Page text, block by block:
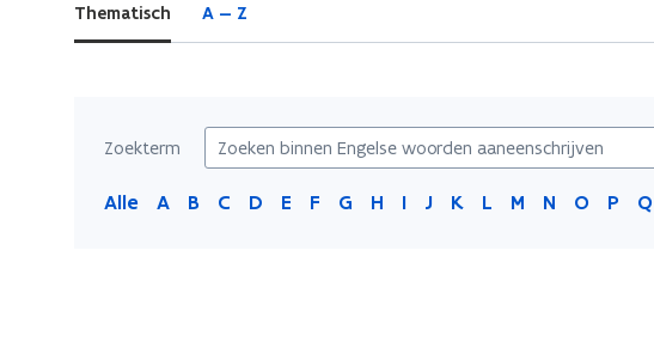
Engelse
woorden
Thematisch A — Z
Zoekterm
Alle A B C D E F G H I J K L M N O P Q